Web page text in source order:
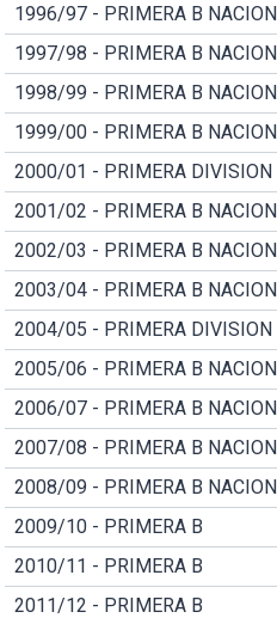
1996/97 - PRIMERA B
1997/98 - PRIMERA B
1998/99 - PRIMERA B
1999/00 - PRIMERA B
2000/01 - PRIMERA DIVISION
2001/02 - PRIMERA B
2002/03 - PRIMERA B
2003/04 - PRIMERA B
2004/05 - PRIMERA DIVISION
2005/06 - PRIMERA B
2006/07 - PRIMERA B
2007/08 - PRIMERA B
2008/09 - PRIMERA B
2009/10 - PRIMERA B
2010/11 - PRIMERA B
2011/12 - PRIMERA B